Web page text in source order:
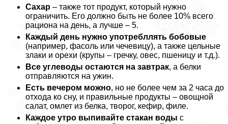
Сахар – также тот продукт, который нужно
ограничить. Его должно быть не более 10% всего
рациона на день, а лучше – 5.
Каждый день нужно употрeбллять бобовые
(например, фасоль или чечевицу), а также цельные
злаки и орехи (крупы – гречку, овес, пшеницу и т.д.).
Все углеводы остаются на завтpaк, а белки
отправляются на ужин.
Есть вечером можно, но не более чем за 2 часа до
отхода ко сну, и правильные продукты – овощной
салат, омлет из белка, творог, кефир, филе.
Каждое утро выпивайте стакан воды с